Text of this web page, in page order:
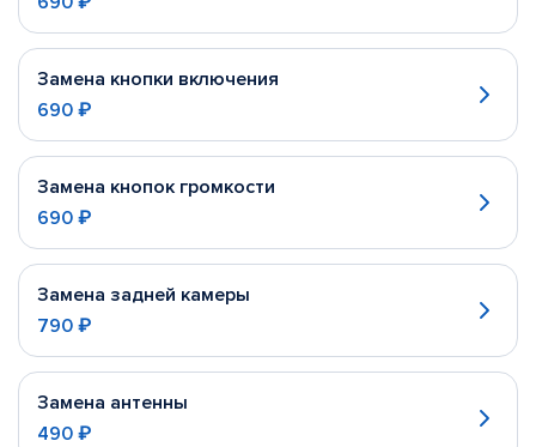
Замена кнопки включения
690 ₽
Замена кнопок громкости
690 ₽
Замена задней камеры
790 ₽
Замена антенны
490 ₽